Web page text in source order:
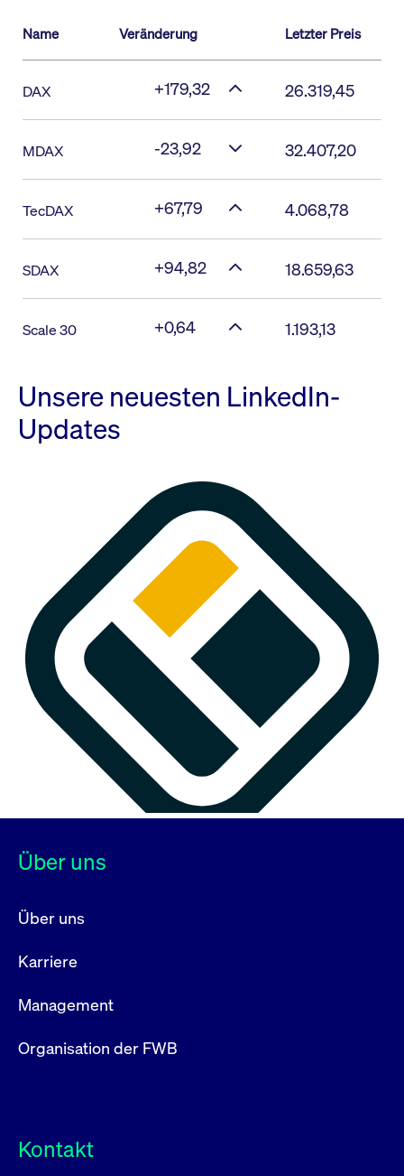
Name Veränderung Letzter Preis
DAX +179,32 26.319,45
MDAX -23,92 32.407,20
TecDAX +67,79 4.068,78
SDAX +94,82 18.659,63
Scale 30 +0,64 1.193,13
Unsere neuesten LinkedIn-
Updates
Über uns
Über uns
Karriere
Management
Organisation der FWB
Kontakt